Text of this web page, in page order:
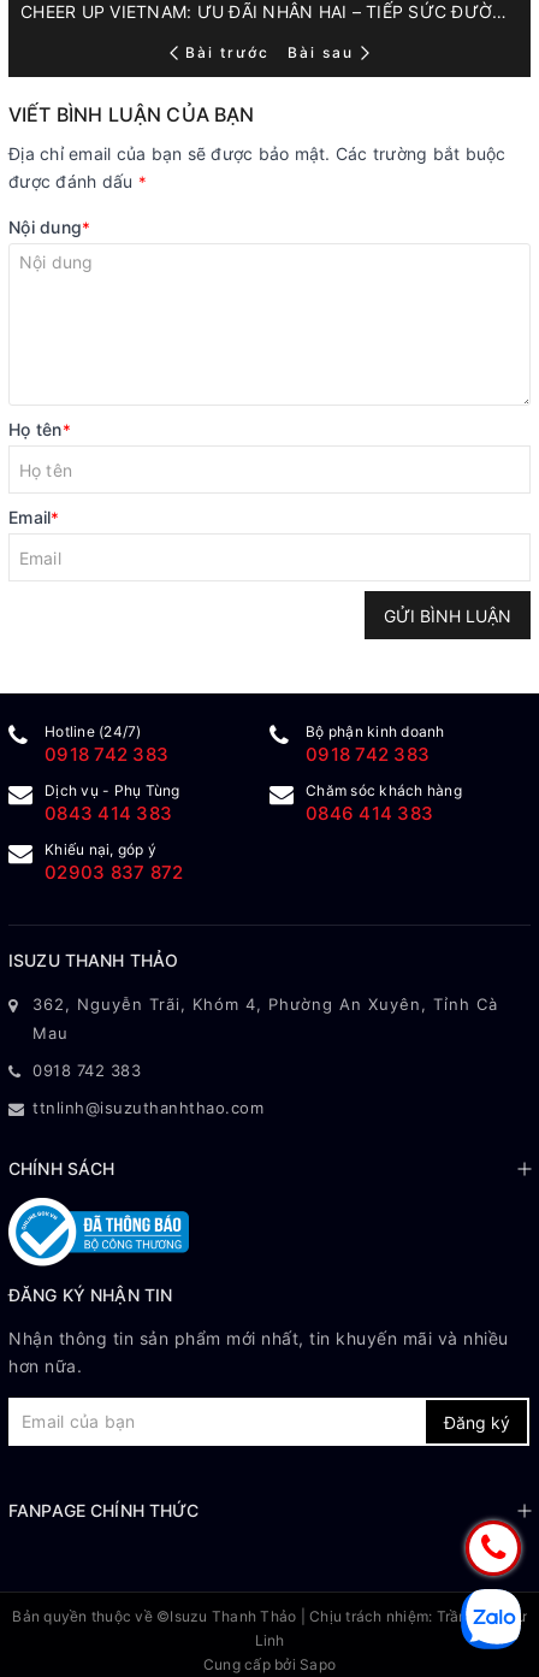
CHEER UP VIETNAM: ƯU ĐÃI NHÂN HAI – TIẾP SỨC ĐƯỜNG DÀI CÙNG ISUZU QKR
Bài trước Bài sau
VIẾT BÌNH LUẬN CỦA BẠN
Địa chỉ email của bạn sẽ được bảo mật. Các trường bắt buộc
được đánh dấu *
Nội dung*
Họ tên*
Email*
GỬI BÌNH LUẬN
Hotline (24/7)
0918 742 383
Bộ phận kinh doanh
0918 742 383
Dịch vụ - Phụ Tùng
0843 414 383
Chăm sóc khách hàng
0846 414 383
Khiếu nại, góp ý
02903 837 872
ISUZU THANH THẢO
362, Nguyễn Trãi, Khóm 4, Phường An Xuyên, Tỉnh Cà
Mau
0918 742 383
ttnlinh@isuzuthanhthao.com
CHÍNH SÁCH
ĐĂNG KÝ NHẬN TIN
Nhận thông tin sản phẩm mới nhất, tin khuyến mãi và nhiều
hơn nữa.
Đăng ký
FANPAGE CHÍNH THỨC
Bản quyền thuộc về ©Isuzu Thanh Thảo | Chịu trách nhiệm: Trần Thị Như
Linh
Cung cấp bởi Sapo